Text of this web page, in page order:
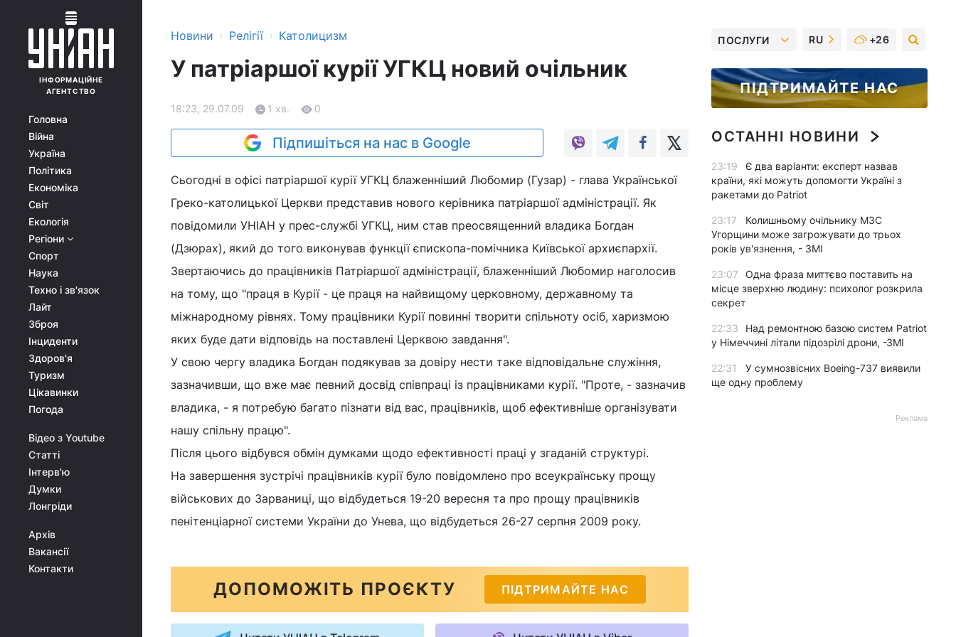
ІНФОРМАЦІЙНЕ
АГЕНТСТВО
Головна
Війна
Україна
Політика
Економіка
Світ
Екологія
Регіони
Спорт
Наука
Техно і зв'язок
Лайт
Зброя
Інциденти
Здоров'я
Туризм
Цікавинки
Погода
Відео з Youtube
Статті
Інтерв'ю
Думки
Лонгріди
Архів
Вакансії
Контакти
Новини › Релігії › Католицизм
У патріаршої курії УГКЦ новий очільник
18:23, 29.07.09 1 хв. 0
Підпишіться на нас в Google
Сьогодні в офісі патріаршої курії УГКЦ блаженніший Любомир (Гузар) - глава Української
Греко-католицької Церкви представив нового керівника патріаршої адміністрації. Як
повідомили УНІАН у прес-службі УГКЦ, ним став преосвященний владика Богдан
(Дзюрах), який до того виконував функції єпископа-помічника Київської архиєпархії.
Звертаючись до працівників Патріаршої адміністрації, блаженніший Любомир наголосив
на тому, що "праця в Курії - це праця на найвищому церковному, державному та
міжнародному рівнях. Тому працівники Курії повинні творити спільноту осіб, харизмою
яких буде дати відповідь на поставлені Церквою завдання".
У свою чергу владика Богдан подякував за довіру нести таке відповідальне служіння,
зазначивши, що вже має певний досвід співпраці із працівниками курії. "Проте, - зазначив
владика, - я потребую багато пізнати від вас, працівників, щоб ефективніше організувати
нашу спільну працю".
Після цього відбувся обмін думками щодо ефективності праці у згаданій структурі.
На завершення зустрічі працівників курії було повідомлено про всеукраїнську прощу
військових до Зарваниці, що відбудеться 19-20 вересня та про прощу працівників
пенітенціарної системи України до Унева, що відбудеться 26-27 серпня 2009 року.
ДОПОМОЖІТЬ ПРОЄКТУ ПІДТРИМАЙТЕ НАС
ПОСЛУГИ RU +26
ПІДТРИМАЙТЕ НАС
ОСТАННІ НОВИНИ
23:19
Є два варіанти: експерт назвав
країни, які можуть допомогти Україні з
ракетами до Patriot
23:17
Колишньому очільнику МЗС
Угорщини може загрожувати до трьох
років ув'язнення, - ЗМІ
23:07
Одна фраза миттєво поставить на
місце зверхню людину: психолог розкрила
секрет
22:33
Над ремонтною базою систем Patriot
у Німеччині літали підозрілі дрони, -ЗМІ
22:31
У сумнозвісних Boeing-737 виявили
ще одну проблему
Реклама